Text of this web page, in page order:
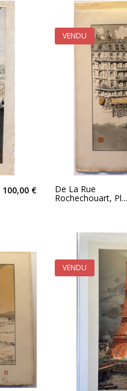
100,00 € De La Rue
Rochechouart, Pl...
VENDU
VENDU